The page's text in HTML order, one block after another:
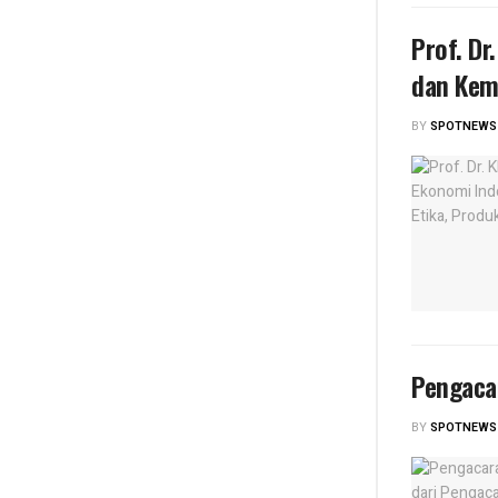
Prof.
dan
BYSPOTNEWS
BYSPOTNEWS